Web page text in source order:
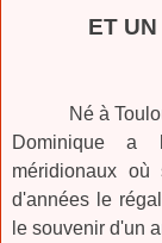
ET
Né à
Dominique a
méridionaux
d'années le
le souvenir d'un